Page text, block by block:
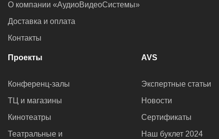
О компании «АудиоВидеоСистемы»
Доставка и оплата
Контакты
Проекты
Конференц-залы
ТЦ и магазины
Кинотеатры
Театральные и
AVS
Экспертные статьи
Новости
Сертификаты
Наш буклет 2024